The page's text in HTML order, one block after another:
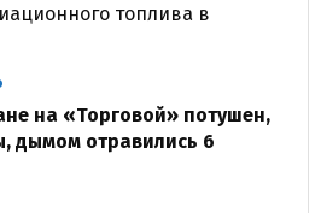
топлива в
на «Торговой» потушен,
дымом отравились 6